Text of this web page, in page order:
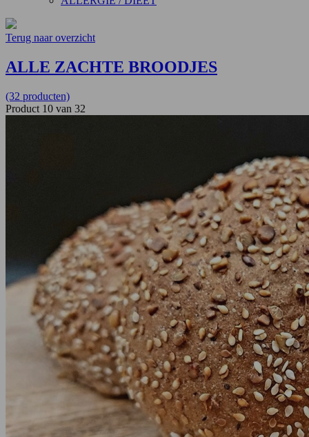
Terug naar overzicht
ALLE ZACHTE BROODJES
(32 producten)
Product 10 van 32